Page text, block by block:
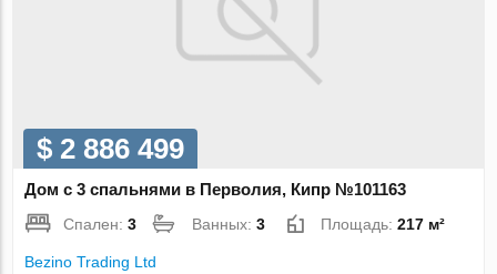
$ 2 886 499
Дом с 3 спальнями в Перволия, Кипр №101163
Спален:3 Ванных:3 Площадь:217 м²
Bezino Trading Ltd